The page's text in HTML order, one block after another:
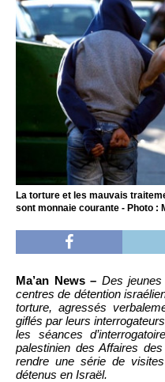
La torture et les mauvais
sont monnaie courante - Photo :
Ma’an News – Des
centres de détention
torture, agressés
giflés par leurs
les séances
palestinien des Affaires
rendre une série de
détenus en Israël.